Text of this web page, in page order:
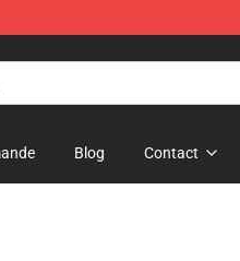
Blog Contact